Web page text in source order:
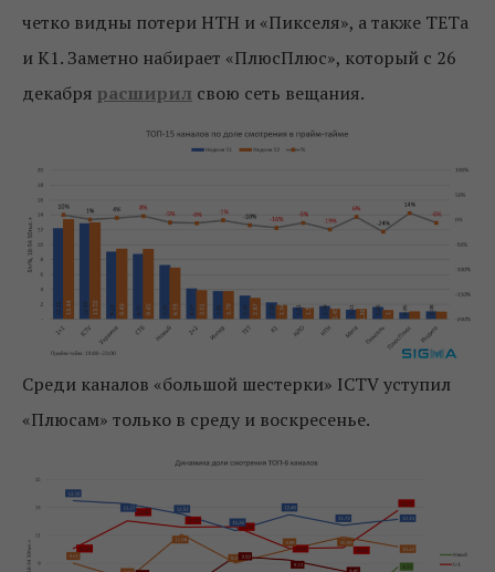
четко видны потери НТН и «Пикселя», а также ТЕТа
и К1. Заметно набирает «ПлюсПлюс», который с 26
декабря расширил свою сеть вещания.
Среди каналов «большой шестерки» ICTV уступил
«Плюсам» только в среду и воскресенье.